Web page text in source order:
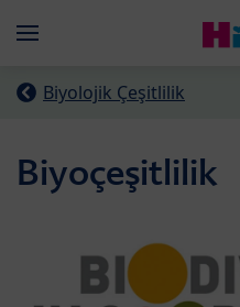
Menü
Biyolojik Çeşitlilik
Biyoçeşitlilik